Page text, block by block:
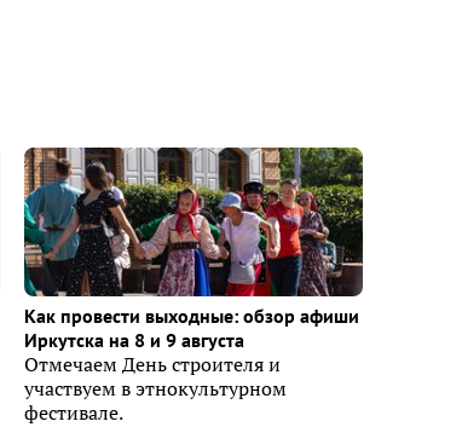
Как провести выходные: обзор афиши
Иркутска на 8 и 9 августа
Отмечаем День строителя и
участвуем в этнокультурном
фестивале.